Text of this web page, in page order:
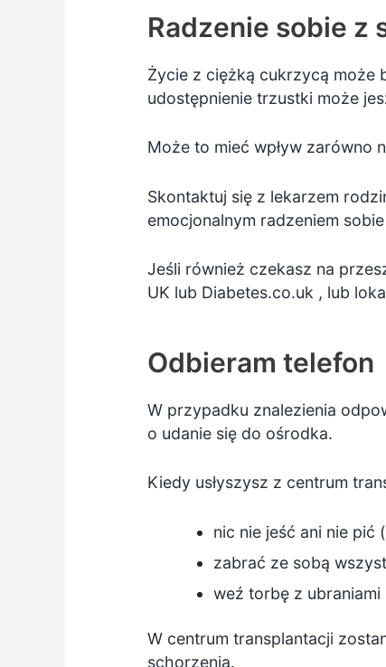
Radzenie sobie z
Życie z ciężką cukrzycą może
udostępnienie trzustki może
Może to mieć wpływ zarówno
Skontaktuj się z lekarzem
emocjonalnym radzeniem
Jeśli również czekasz na
UK lub Diabetes.co.uk, lub
Odbieram telefon
W przypadku znalezienia
o udanie się do ośrodka.
Kiedy usłyszysz z centrum
nic nie jeść ani nie
zabrać ze sobą
weź torbę z
W centrum transplantacji
schorzenia.